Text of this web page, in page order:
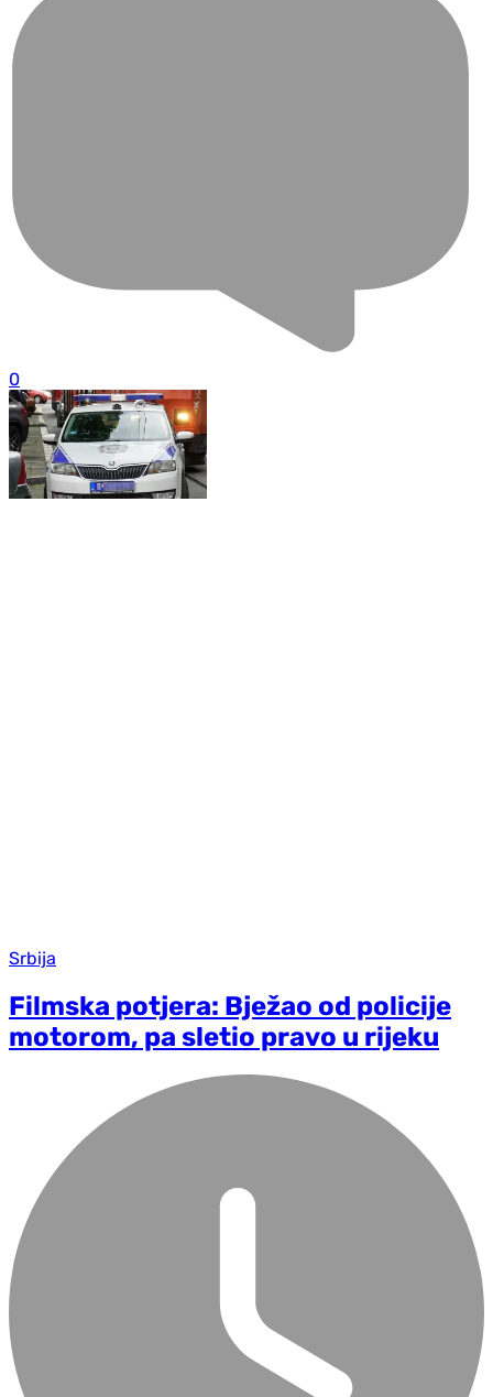
0
Srbija
Filmska potjera: Bježao od policije
motorom, pa sletio pravo u rijeku